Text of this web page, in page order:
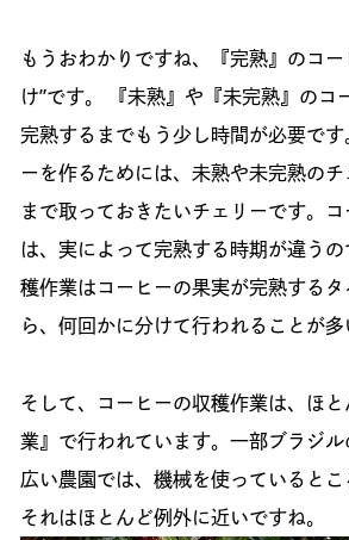
もうおわかりですね、『完熟』のコ
け”です。 『未熟』や『未完熟』のコ
完熟するまでもう少し時間が必要で
ーを作るためには、未熟や未完熟の
まで取っておきたいチェリーです。
は、実によって完熟する時期が違う
穫作業はコーヒーの果実が完熟する
ら、何回かに分けて行われることが多
そして、コーヒーの収穫作業は、ほ
業』で行われています。一部ブラジ
広い農園では、機械を使っているとこ
それはほとんど例外に近いですね。